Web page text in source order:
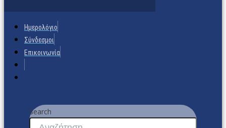
Ημερολόγιο
Σύνδεσμοι
Επικοινωνία
Search